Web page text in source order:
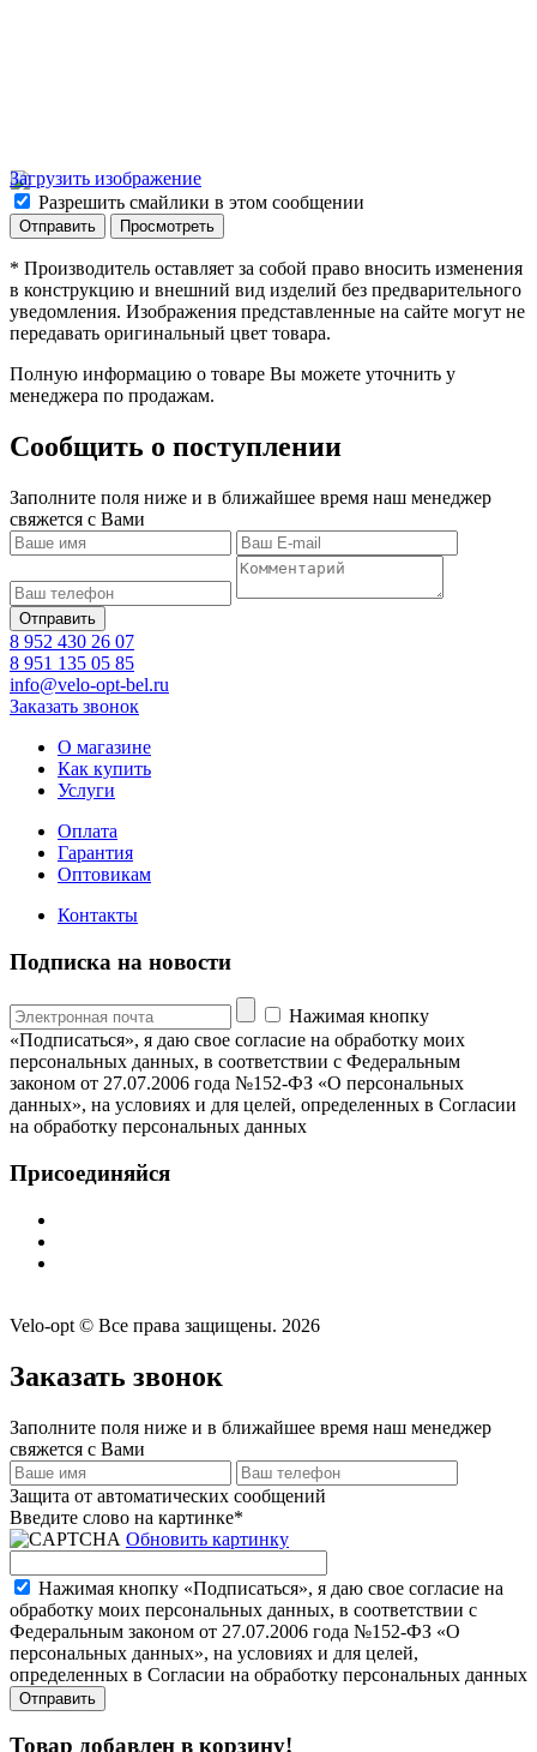
Загрузить изображение
Разрешить смайлики в этом сообщении
* Производитель оставляет за собой право вносить изменения
в конструкцию и внешний вид изделий без предварительного
уведомления. Изображения представленные на сайте могут не
передавать оригинальный цвет товара.
Полную информацию о товаре Вы можете уточнить у
менеджера по продажам.
Сообщить о поступлении
Заполните поля ниже и в ближайшее время наш менеджер
свяжется с Вами
8 952 430 26 07
8 951 135 05 85
info@velo-opt-bel.ru
Заказать звонок
О магазине
Как купить
Услуги
Оплата
Гарантия
Оптовикам
Контакты
Подписка на новости
Нажимая кнопку
«Подписаться», я даю свое согласие на обработку моих
персональных данных, в соответствии с Федеральным
законом от 27.07.2006 года №152-ФЗ «О персональных
данных», на условиях и для целей, определенных в Согласии
на обработку персональных данных
Присоединяйся
Velo-opt © Все права защищены. 2026
Заказать звонок
Заполните поля ниже и в ближайшее время наш менеджер
свяжется с Вами
Защита от автоматических сообщений
Введите слово на картинке*
Обновить картинку
Нажимая кнопку «Подписаться», я даю свое согласие на
обработку моих персональных данных, в соответствии с
Федеральным законом от 27.07.2006 года №152-ФЗ «О
персональных данных», на условиях и для целей,
определенных в Согласии на обработку персональных данных
Товар добавлен в корзину!